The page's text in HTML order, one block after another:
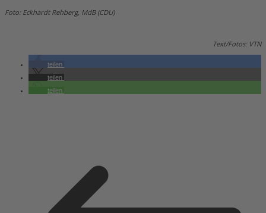
Foto: Eckhardt Rehberg, MdB (CDU)
Text/Fotos: VTN
teilen
teilen
teilen